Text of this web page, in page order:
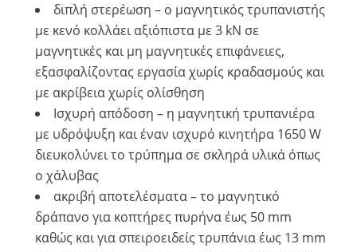
διπλή στερέωση – ο μαγνητικός τρυπανιστής
με κενό κολλάει αξιόπιστα με 3 kN σε
μαγνητικές και μη μαγνητικές επιφάνειες,
εξασφαλίζοντας εργασία χωρίς κραδασμούς και
με ακρίβεια χωρίς ολίσθηση
Ισχυρή απόδοση – η μαγνητική τρυπανιέρα
με υδρόψυξη και έναν ισχυρό κινητήρα 1650 W
διευκολύνει το τρύπημα σε σκληρά υλικά όπως
ο χάλυβας
ακριβή αποτελέσματα – το μαγνητικό
δράπανο για κοπτήρες πυρήνα έως 50 mm
καθώς και για σπειροειδείς τρυπάνια έως 13 mm